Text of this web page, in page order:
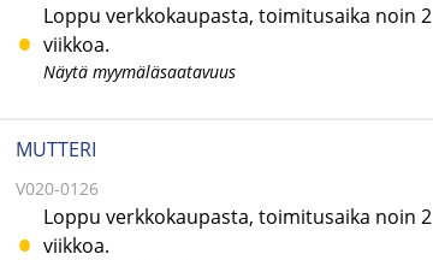
Loppu verkkokaupasta, toimitusaika noin 2
viikkoa.
Näytä myymäläsaatavuus
MUTTERI
V020-0126
Loppu verkkokaupasta, toimitusaika noin 2
viikkoa.